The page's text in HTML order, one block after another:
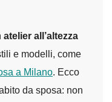
atelier all’altezza
e modelli, come
a Milano. Ecco
da sposa: non